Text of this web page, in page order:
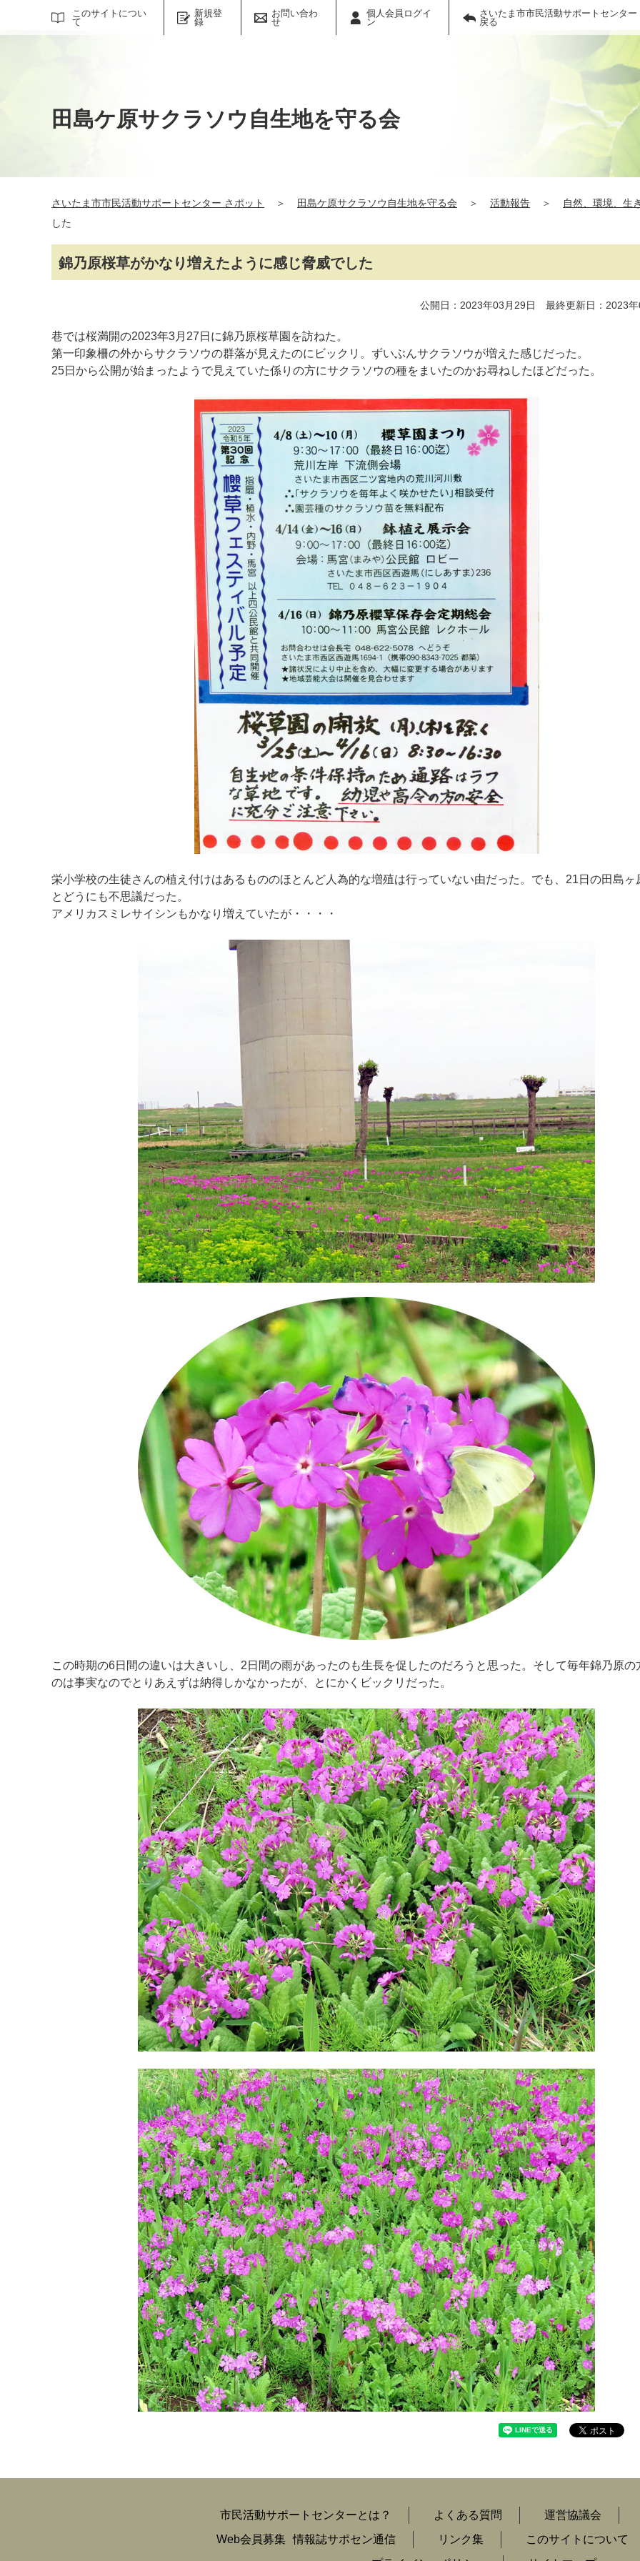
このサイトについ
て
新規登
録
お問い合わ
せ
個人会員ログイ
ン
さいたま市市民活動サポートセンタ
戻る
サイト内検索
田島ケ原サクラソウ自生地を守る会
さいたま市市民活動サポートセンター さポット ＞ 田島ケ原サクラソウ自生地を守る会 ＞ 活動報告 ＞
自然、環境、生
した
錦乃原桜草がかなり増えたように感じ脅威でした
公開日：2023年03月29日 最終更新日：2023
巷では桜満開の2023年3月27日に錦乃原桜草園を訪ねた。
第一印象柵の外からサクラソウの群落が見えたのにビックリ。ずいぶんサクラソウが増えた感じだった。
25日から公開が始まったようで見えていた係りの方にサクラソウの種をまいたのかお尋ねしたほどだった。
栄小学校の生徒さんの植え付けはあるもののほとんど人為的な増殖は行っていない由だった。でも、21日の田島ヶ
とどうにも不思議だった。
アメリカスミレサイシンもかなり増えていたが・・・・
この時期の6日間の違いは大きいし、2日間の雨があったのも生長を促したのだろうと思った。そして毎年錦乃原の
のは事実なのでとりあえずは納得しかなかったが、とにかくビックリだった。
市民活動サポートセンターとは？ よくある質問
運営協議会
Web会員募集 情報誌サポセン通信 リンク集
このサイトについて